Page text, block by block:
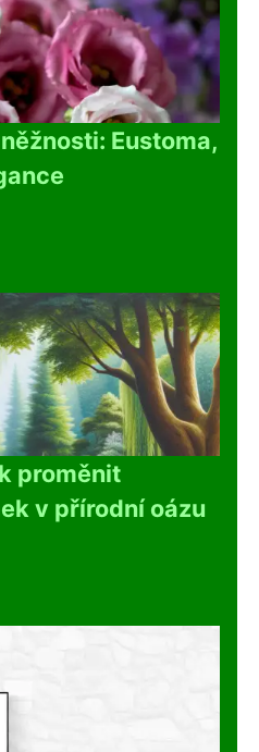
Eustoma,
proměnit
v přírodní oázu